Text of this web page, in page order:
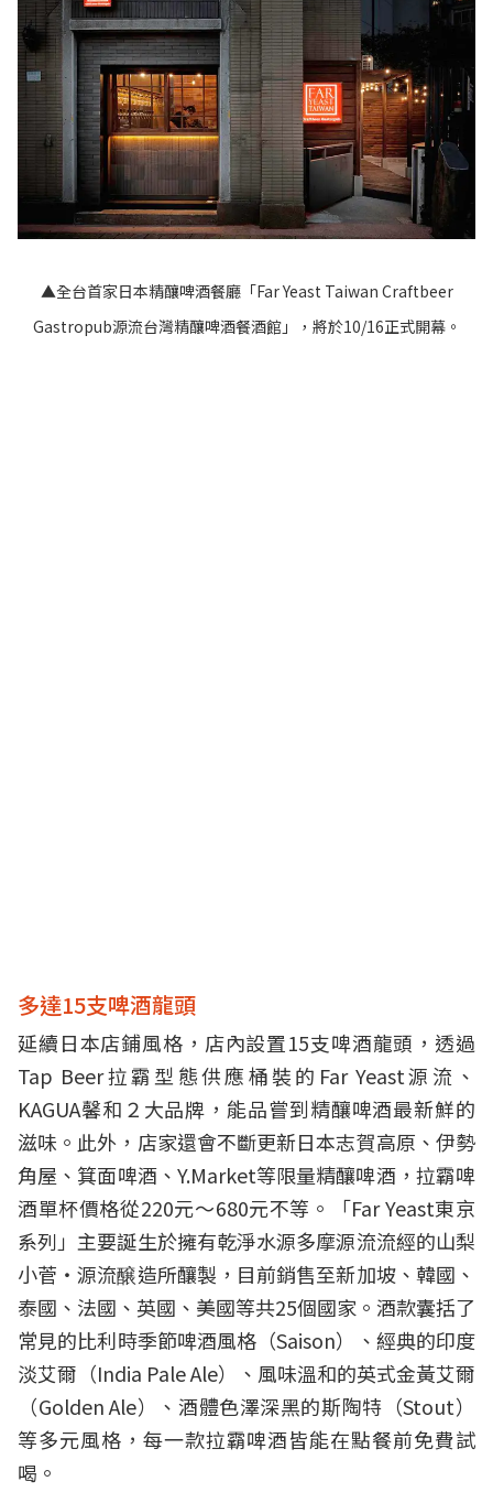
▲全台首家日本精釀啤酒餐廳「Far Yeast Taiwan Craftbeer
Gastropub源流台灣精釀啤酒餐酒館」，將於10/16正式開幕。
多達15支啤酒龍頭
延續日本店鋪風格，店內設置15支啤酒龍頭，透過
Tap Beer拉霸型態供應桶裝的Far Yeast源流、
KAGUA馨和２大品牌，能品嘗到精釀啤酒最新鮮的
滋味。此外，店家還會不斷更新日本志賀高原、伊勢
角屋、箕面啤酒、Y.Market等限量精釀啤酒，拉霸啤
酒單杯價格從220元～680元不等。「Far Yeast東京
系列」主要誕生於擁有乾淨水源多摩源流流經的山梨
小菅・源流醸造所釀製，目前銷售至新加坡、韓國、
泰國、法國、英國、美國等共25個國家。酒款囊括了
常見的比利時季節啤酒風格（Saison）、經典的印度
淡艾爾（India Pale Ale）、風味溫和的英式金黃艾爾
（Golden Ale）、酒體色澤深黑的斯陶特（Stout）
等多元風格，每一款拉霸啤酒皆能在點餐前免費試
喝。